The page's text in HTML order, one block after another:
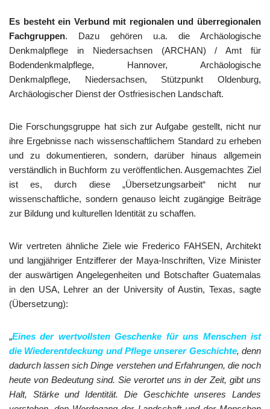
Es besteht ein Verbund mit regionalen und überregionalen
Fachgruppen. Dazu gehören u.a. die Archäologische
Denkmalpflege in Niedersachsen (ARCHAN) / Amt für
Bodendenkmalpflege, Hannover, Archäologische
Denkmalpflege, Niedersachsen, Stützpunkt Oldenburg,
Archäologischer Dienst der Ostfriesischen Landschaft.
Die Forschungsgruppe hat sich zur Aufgabe gestellt, nicht nur
ihre Ergebnisse nach wissenschaftlichem Standard zu erheben
und zu dokumentieren, sondern, darüber hinaus allgemein
verständlich in Buchform zu veröffentlichen. Ausgemachtes Ziel
ist es, durch diese „Übersetzungsarbeit“ nicht nur
wissenschaftliche, sondern genauso leicht zugängige Beiträge
zur Bildung und kulturellen Identität zu schaffen.
Wir vertreten ähnliche Ziele wie Frederico FAHSEN, Architekt
und langjähriger Entzifferer der Maya-Inschriften, Vize Minister
der auswärtigen Angelegenheiten und Botschafter Guatemalas
in den USA, Lehrer an der University of Austin, Texas, sagte
(Übersetzung):
„Eines der wertvollsten Geschenke für uns Menschen ist
die Wiederentdeckung und Pflege unserer Geschichte, denn
dadurch lassen sich Dinge verstehen und Erfahrungen, die noch
heute von Bedeutung sind. Sie verortet uns in der Zeit, gibt uns
Halt, Stärke und Identität. Die Geschichte unseres Landes